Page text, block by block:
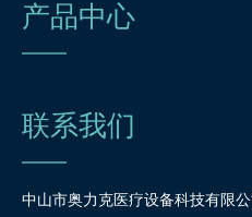
产品中心
联系我们
中山市奥力克医疗设备科技有限公